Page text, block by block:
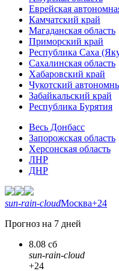
Еврейская
Камчатский край
Магаданская область
Приморский край
Республика Саха
Сахалинская область
Хабаровский край
Чукотский
Забайкальский край
Республика Бурятия
Весь Донбасс
Запорожская область
Херсонская область
ЛНР
ДНР
sun-rain-cloudМосква+24
Прогноз на 7 дней
8.08 сб
sun-rain-cloud
+24